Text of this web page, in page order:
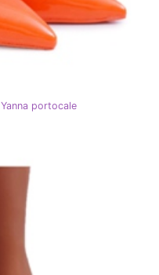
portocale